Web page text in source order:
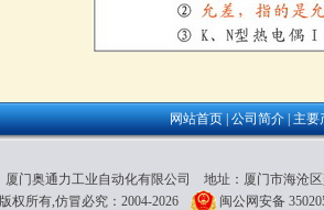
网站首页|公司简介|主要
厦门奥通力工业自动化有限公司 地址：厦门市海沧区
版权所有,仿冒必究：2004-2026
闽公网安备